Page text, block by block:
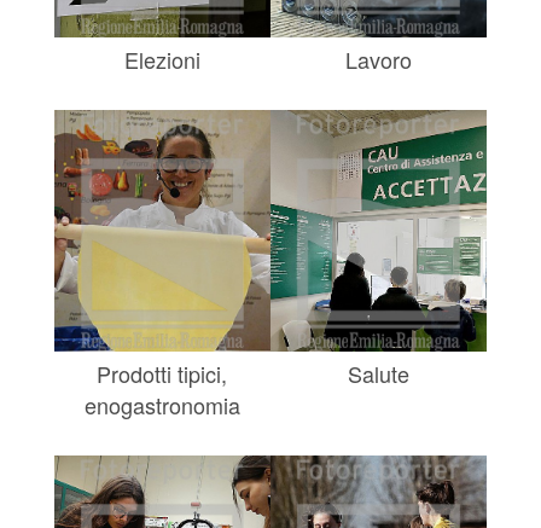
Elezioni Lavoro
Prodotti tipici,
enogastronomia
Salute